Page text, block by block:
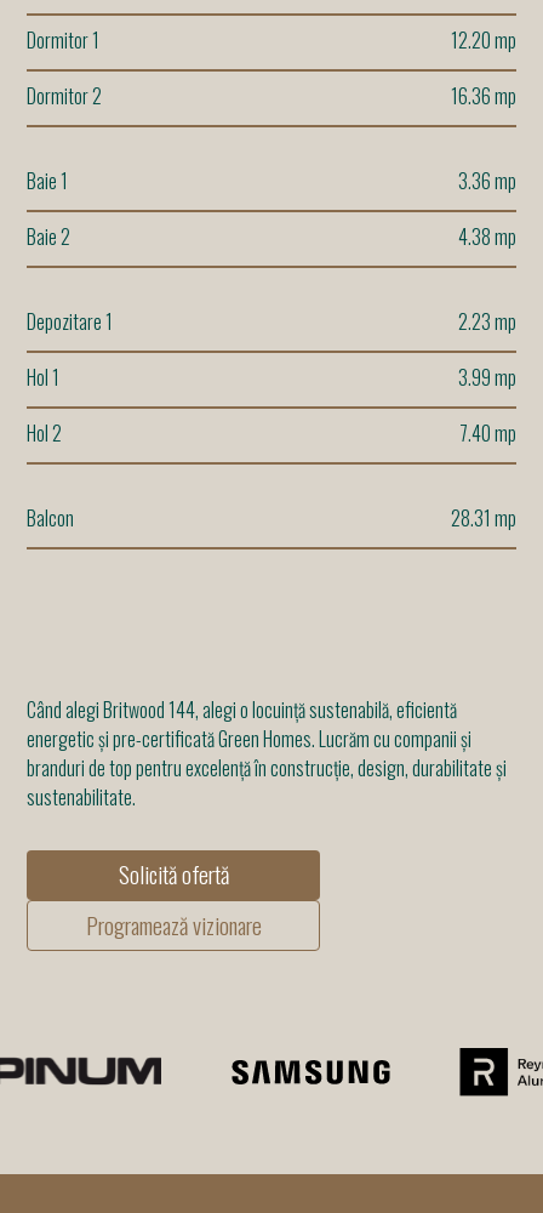
Dormitor 1
12.20 mp
Dormitor 2
16.36 mp
Baie 1
3.36 mp
Baie 2
4.38 mp
Depozitare 1
2.23 mp
Hol 1
3.99 mp
Hol 2
7.40 mp
Balcon 28.31 mp
Când alegi Britwood 144, alegi o locuință sustenabilă, eficientă
energetic și pre-certificată Green Homes. Lucrăm cu companii și
branduri de top pentru excelență în construcție, design, durabilitate și
sustenabilitate.
Solicită ofertă
Programează vizionare